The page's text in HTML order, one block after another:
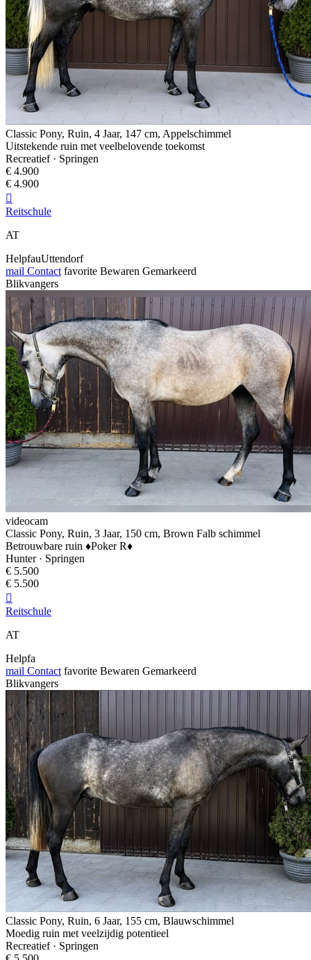
Classic Pony, Ruin, 4 Jaar, 147 cm, Appelschimmel
Uitstekende ruin met veelbelovende toekomst
Recreatief · Springen
€ 4.900
€ 4.900

Reitschule
AT
HelpfauUttendorf
mail Contact favorite Bewaren Gemarkeerd
Blikvangers
videocam
Classic Pony, Ruin, 3 Jaar, 150 cm, Brown Falb schimmel
Betrouwbare ruin ♦️Poker R♦️
Hunter · Springen
€ 5.500
€ 5.500

Reitschule
AT
Helpfa
mail Contact favorite Bewaren Gemarkeerd
Blikvangers
Classic Pony, Ruin, 6 Jaar, 155 cm, Blauwschimmel
Moedig ruin met veelzijdig potentieel
Recreatief · Springen